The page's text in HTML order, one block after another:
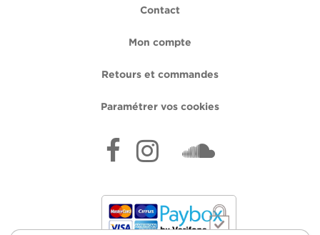
Contact
Mon compte
Retours et commandes
Paramétrer vos cookies